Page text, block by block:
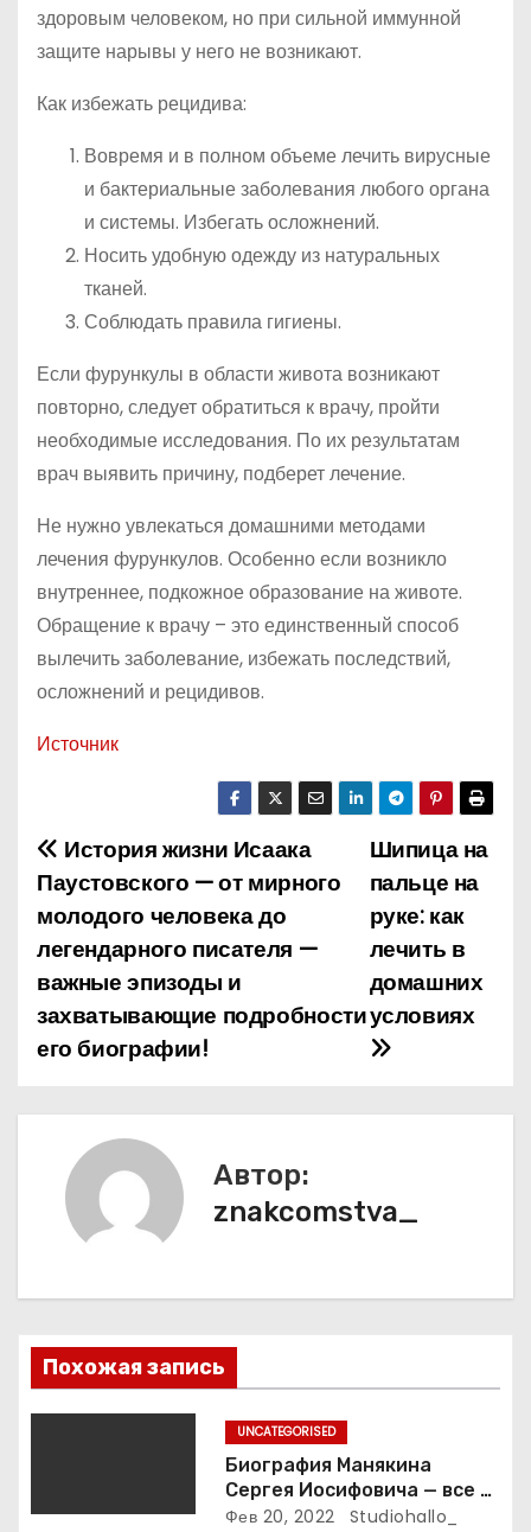
здоровым человеком, но при сильной иммунной
защите нарывы у него не возникают.
Как избежать рецидива:
Вовремя и в полном объеме лечить вирусные
и бактериальные заболевания любого органа
и системы. Избегать осложнений.
Носить удобную одежду из натуральных
тканей.
Соблюдать правила гигиены.
Если фурункулы в области живота возникают
повторно, следует обратиться к врачу, пройти
необходимые исследования. По их результатам
врач выявить причину, подберет лечение.
Не нужно увлекаться домашними методами
лечения фурункулов. Особенно если возникло
внутреннее, подкожное образование на животе.
Обращение к врачу – это единственный способ
вылечить заболевание, избежать последствий,
осложнений и рецидивов.
Источник
Н
а
в
и
г
а
п
о
з
п
Шипица на
пальце на
руке: как
лечить в
домашних
условиях
История жизни Исаака
Паустовского — от мирного
молодого человека до
легендарного писателя —
важные эпизоды и
захватывающие подробности
его биографии!
Автор:
znakcomstva_
Похожая запись
UNCATEGORISED
Биография Манякина
Сергея Иосифовича — все о
ветеране футбола России!
Фев 20, 2022 Studiohallo_